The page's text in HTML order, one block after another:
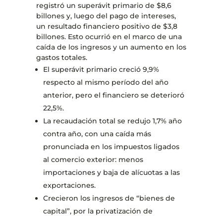
registró un superávit primario de $8,6
billones y, luego del pago de intereses,
un resultado financiero positivo de $3,8
billones. Esto ocurrió en el marco de una
caída de los ingresos y un aumento en los
gastos totales.
El superávit primario creció 9,9%
respecto al mismo período del año
anterior, pero el financiero se deterioró
22,5%.
La recaudación total se redujo 1,7% año
contra año, con una caída más
pronunciada en los impuestos ligados
al comercio exterior: menos
importaciones y baja de alícuotas a las
exportaciones.
Crecieron los ingresos de “bienes de
capital”, por la privatización de